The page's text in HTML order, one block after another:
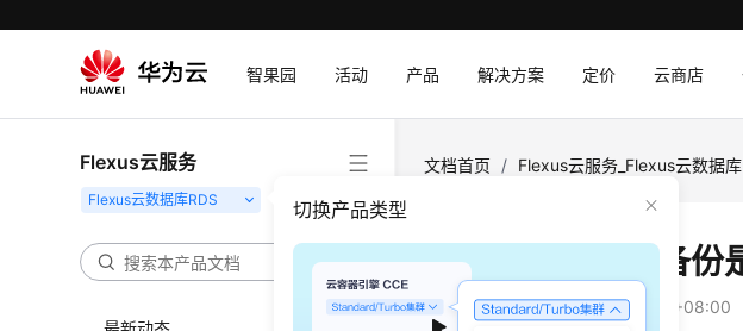
智果园 活动 产品 解决方案 定价 云商店
Flexus云服务
切换产品类型
文档首页 / Flexus云服务_Flexus云数据
FlexusRDS 的备
更新时间：2025-09-25 GMT+08:00